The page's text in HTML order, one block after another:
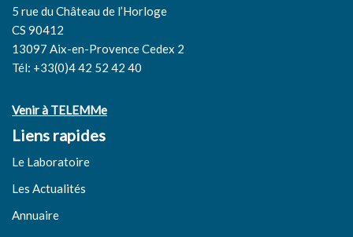
5 rue du Château de l’Horloge
CS 90412
13097 Aix-en-Provence Cedex 2
Tél: +33(0)4 42 52 42 40
Venir à TELEMMe
Liens rapides
Le Laboratoire
Les Actualités
Annuaire